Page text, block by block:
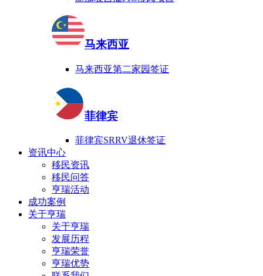
马来西亚
马来西亚第二家园签证
菲律宾
菲律宾SRRV退休签证
资讯中心
移民资讯
移民问答
亨瑞活动
成功案例
关于亨瑞
关于亨瑞
发展历程
亨瑞荣誉
亨瑞优势